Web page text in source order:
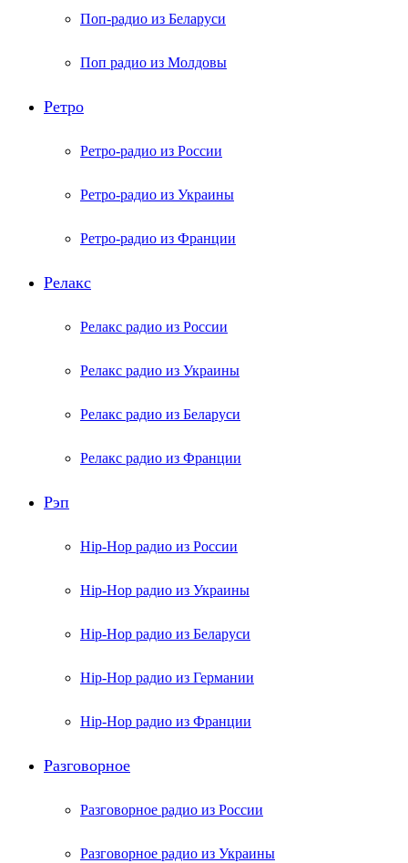
Поп-радио из Беларуси
Поп радио из Молдовы
Ретро
Ретро-радио из России
Ретро-радио из Украины
Ретро-радио из Франции
Релакс
Релакс радио из России
Релакс радио из Украины
Релакс радио из Беларуси
Релакс радио из Франции
Рэп
Hip-Hop радио из России
Hip-Hop радио из Украины
Hip-Hop радио из Беларуси
Hip-Hop радио из Германии
Hip-Hop радио из Франции
Разговорное
Разговорное радио из России
Разговорное радио из Украины